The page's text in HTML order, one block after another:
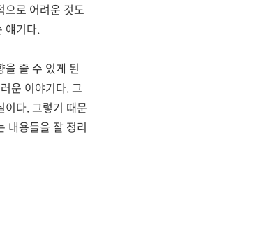
으로 어려운 것도
얘기다.
줄 수 있게 된
운 이야기다. 그
이다. 그렇기 때문
내용들을 잘 정리